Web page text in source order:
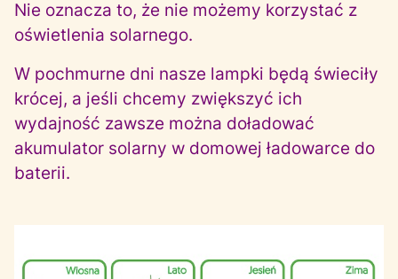
Nie oznacza to, że nie możemy korzystać z
oświetlenia solarnego.
W pochmurne dni nasze lampki będą świeciły
krócej, a jeśli chcemy zwiększyć ich
wydajność zawsze można doładować
akumulator solarny w domowej ładowarce do
baterii.